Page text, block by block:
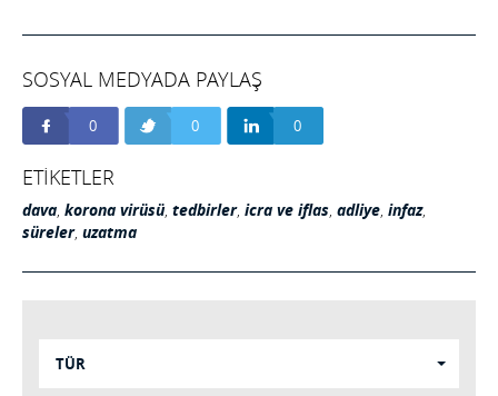
SOSYAL MEDYADA PAYLAŞ
0 0 0
ETİKETLER
dava, korona virüsü, tedbirler, icra ve iflas, adliye, infaz,
süreler, uzatma
TÜR